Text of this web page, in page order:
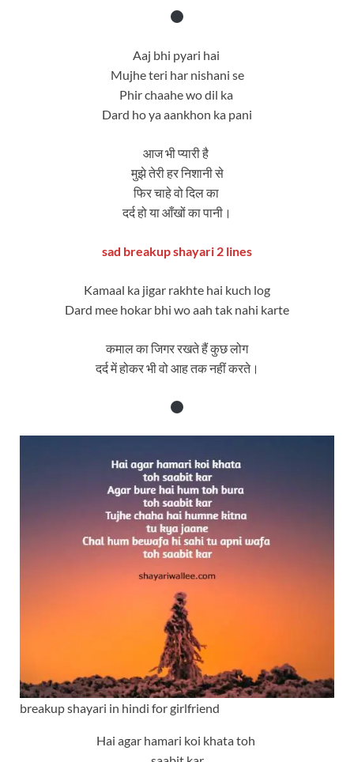
Aaj bhi pyari hai
Mujhe teri har nishani se
Phir chaahe wo dil ka
Dard ho ya aankhon ka pani
आज भी प्यारी है
मुझे तेरी हर निशानी से
फिर चाहे वो दिल का
दर्द हो या आँखों का पानी।
sad breakup shayari 2 lines
Kamaal ka jigar rakhte hai kuch log
Dard mee hokar bhi wo aah tak nahi karte
कमाल का जिगर रखते हैं कुछ लोग
दर्द में होकर भी वो आह तक नहीं करते।
breakup shayari in hindi for girlfriend
Hai agar hamari koi khata toh